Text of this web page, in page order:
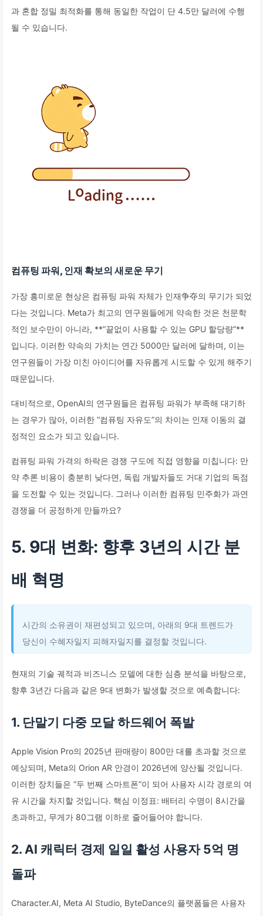
과 혼합 정밀 최적화를 통해 동일한 작업이 단 4.5만 달러에 수행
될 수 있습니다.
컴퓨팅 파워, 인재 확보의 새로운 무기
가장 흥미로운 현상은 컴퓨팅 파워 자체가 인재争夺의 무기가 되었
다는 것입니다. Meta가 최고의 연구원들에게 약속한 것은 천문학
적인 보수만이 아니라, **”끝없이 사용할 수 있는 GPU 할당량”**
입니다. 이러한 약속의 가치는 연간 5000만 달러에 달하며, 이는
연구원들이 가장 미친 아이디어를 자유롭게 시도할 수 있게 해주기
때문입니다.
대비적으로, OpenAI의 연구원들은 컴퓨팅 파워가 부족해 대기하
는 경우가 많아, 이러한 “컴퓨팅 자유도”의 차이는 인재 이동의 결
정적인 요소가 되고 있습니다.
컴퓨팅 파워 가격의 하락은 경쟁 구도에 직접 영향을 미칩니다: 만
약 추론 비용이 충분히 낮다면, 독립 개발자들도 거대 기업의 독점
을 도전할 수 있는 것입니다. 그러나 이러한 컴퓨팅 민주화가 과연
경쟁을 더 공정하게 만들까요?
5. 9대 변화: 향후 3년의 시간 분
배 혁명
시간의 소유권이 재편성되고 있으며, 아래의 9대 트렌드가
당신이 수혜자일지 피해자일지를 결정할 것입니다.
현재의 기술 궤적과 비즈니스 모델에 대한 심층 분석을 바탕으로,
향후 3년간 다음과 같은 9대 변화가 발생할 것으로 예측합니다:
1. 단말기 다중 모달 하드웨어 폭발
Apple Vision Pro의 2025년 판매량이 800만 대를 초과할 것으로
예상되며, Meta의 Orion AR 안경이 2026년에 양산될 것입니다.
이러한 장치들은 “두 번째 스마트폰”이 되어 사용자 시각 경로의 여
유 시간을 차지할 것입니다. 핵심 이정표: 배터리 수명이 8시간을
초과하고, 무게가 80그램 이하로 줄어들어야 합니다.
2. AI 캐릭터 경제 일일 활성 사용자 5억 명
돌파
Character.AI, Meta AI Studio, ByteDance의 플랫폼들은 사용자